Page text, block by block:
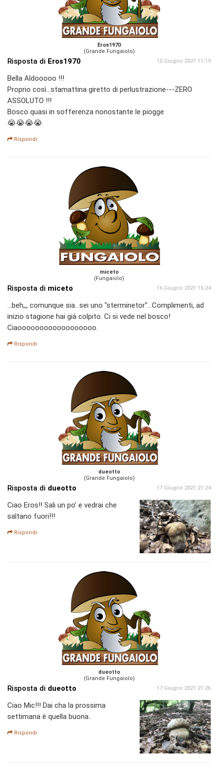
Eros1970
(Grande Fungaiolo)
Risposta di Eros1970 15 Giugno 2021 11:19
Bella Aldooooo !!!
Proprio così...stamattina giretto di perlustrazione---ZERO
ASSOLUTO !!!
Bosco quasi in sofferenza nonostante le piogge
😭😭😭😭
Rispondi
miceto
(Fungaiolo)
Risposta di miceto 16 Giugno 2021 16:24
...beh,,, comunque sia...sei uno "sterminetor"...Complimenti, ad
inizio stagione hai già colpito. Ci si vede nel bosco!
Ciaoooooooooooooooooo.
Rispondi
dueotto
(Grande Fungaiolo)
Risposta di dueotto 17 Giugno 2021 21:24
Ciao Eros!! Sali un po’ e vedrai che
saltano fuori!!!
Rispondi
dueotto
(Grande Fungaiolo)
Risposta di dueotto 17 Giugno 2021 21:26
Ciao Mic!!! Dai cha la prossima
settimana è quella buona..
Rispondi